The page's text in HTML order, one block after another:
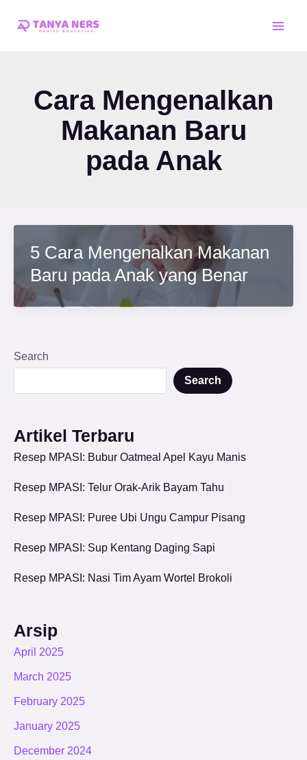
Cara Mengenalkan
Makanan Baru
pada Anak
5 Cara Mengenalkan Makanan
Baru pada Anak yang Benar
Search
Search
Artikel Terbaru
Resep MPASI: Bubur Oatmeal Apel Kayu Manis
Resep MPASI: Telur Orak-Arik Bayam Tahu
Resep MPASI: Puree Ubi Ungu Campur Pisang
Resep MPASI: Sup Kentang Daging Sapi
Resep MPASI: Nasi Tim Ayam Wortel Brokoli
Arsip
April 2025
March 2025
February 2025
January 2025
December 2024